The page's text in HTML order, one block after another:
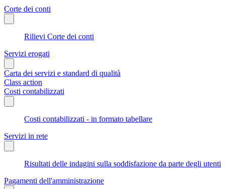
Corte dei conti
Rilievi Corte dei conti
Servizi erogati
Carta dei servizi e standard di qualità
Class action
Costi contabilizzati
Costi contabilizzati - in formato tabellare
Servizi in rete
Risultati delle indagini sulla soddisfazione da parte degli utenti
Pagamenti dell'amministrazione